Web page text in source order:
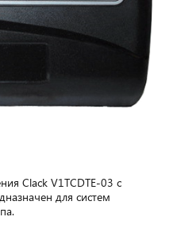
Clack V1TCDTE-03 с
для систем